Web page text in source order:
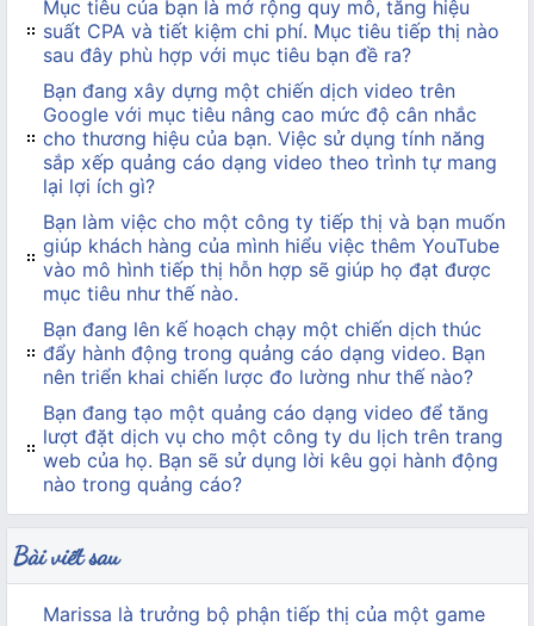
Mục tiêu của bạn là mở rộng quy mô, tăng hiệu
suất CPA và tiết kiệm chi phí. Mục tiêu tiếp thị nào
sau đây phù hợp với mục tiêu bạn đề ra?
Bạn đang xây dựng một chiến dịch video trên
Google với mục tiêu nâng cao mức độ cân nhắc
cho thương hiệu của bạn. Việc sử dụng tính năng
sắp xếp quảng cáo dạng video theo trình tự mang
lại lợi ích gì?
Bạn làm việc cho một công ty tiếp thị và bạn muốn
giúp khách hàng của mình hiểu việc thêm YouTube
vào mô hình tiếp thị hỗn hợp sẽ giúp họ đạt được
mục tiêu như thế nào.
Bạn đang lên kế hoạch chạy một chiến dịch thúc
đẩy hành động trong quảng cáo dạng video. Bạn
nên triển khai chiến lược đo lường như thế nào?
Bạn đang tạo một quảng cáo dạng video để tăng
lượt đặt dịch vụ cho một công ty du lịch trên trang
web của họ. Bạn sẽ sử dụng lời kêu gọi hành động
nào trong quảng cáo?
Bài viết sau
Marissa là trưởng bộ phận tiếp thị của một game